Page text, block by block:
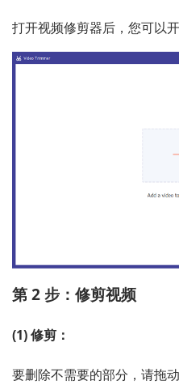
打开视频修剪器后，您可以
第 2 步：修剪视频
(1) 修剪：
要删除不需要的部分，请拖